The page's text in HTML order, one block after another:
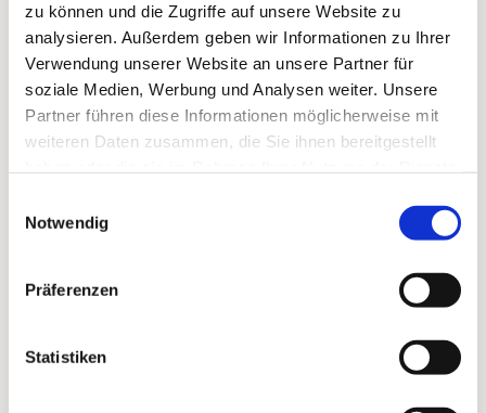
zu können und die Zugriffe auf unsere Website zu
analysieren. Außerdem geben wir Informationen zu Ihrer
Verwendung unserer Website an unsere Partner für
soziale Medien, Werbung und Analysen weiter. Unsere
Partner führen diese Informationen möglicherweise mit
weiteren Daten zusammen, die Sie ihnen bereitgestellt
Notwendig
Präferenzen
Statistiken